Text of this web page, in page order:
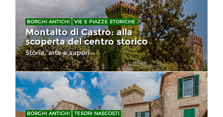
BORGHI ANTICHI VIE E PIAZZE STORICHE
Montalto di Castro: alla
scoperta del centro storico
Storia, arte e sapori
BORGHI ANTICHI TESORI NASCOSTI